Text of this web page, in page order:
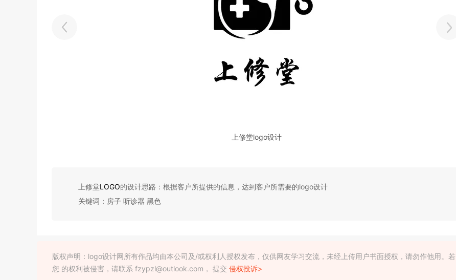
上修堂logo设计
上修堂LOGO的设计思路：根据客户所提供的信息，达到客户所需要的logo设计
关键词：房子 听诊器 黑色
版权声明：logo设计网所有作品均由本公司及/或权利人授权发布，仅供网友学习交流，未经上传用户书面授权，请勿作他用。若
您 的权利被侵害，请联系 fzypzl@outlook.com， 提交 侵权投诉>